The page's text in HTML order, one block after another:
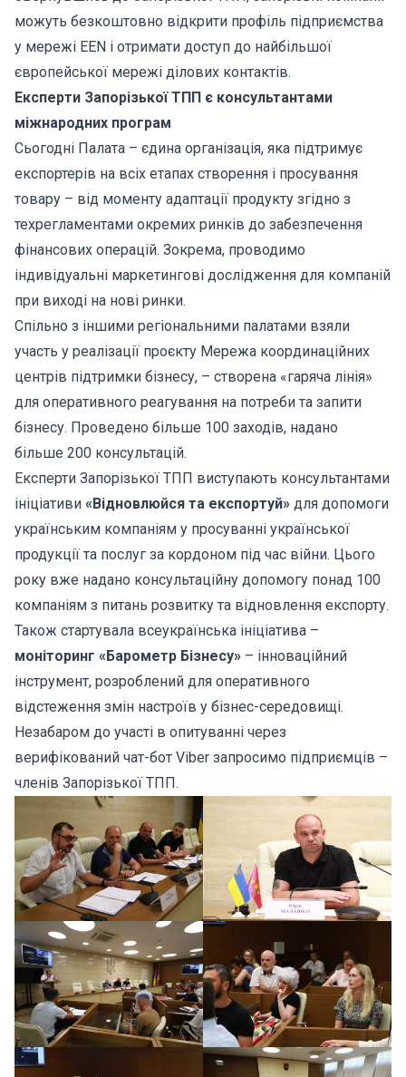
можуть безкоштовно відкрити профіль підприємства
у мережі EEN і отримати доступ до найбільшої
європейської мережі ділових контактів.
Експерти Запорізької ТПП є консультантами
міжнародних програм
Сьогодні Палата – єдина організація, яка підтримує
експортерів на всіх етапах створення і просування
товару – від моменту адаптації продукту згідно з
техрегламентами окремих ринків до забезпечення
фінансових операцій. Зокрема, проводимо
індивідуальні маркетингові дослідження для компаній
при виході на нові ринки.
Спільно з іншими регіональними палатами взяли
участь у реалізації проєкту Мережа координаційних
центрів підтримки бізнесу, – створена «гаряча лінія»
для оперативного реагування на потреби та запити
бізнесу. Проведено більше 100 заходів, надано
більше 200 консультацій.
Експерти Запорізької ТПП виступають консультантами
ініціативи «Відновлюйся та експортуй» для допомоги
українським компаніям у просуванні української
продукції та послуг за кордоном під час війни. Цього
року вже надано консультаційну допомогу понад 100
компаніям з питань розвитку та відновлення експорту.
Також стартувала всеукраїнська ініціатива –
моніторинг «Барометр Бізнесу» – інноваційний
інструмент, розроблений для оперативного
відстеження змін настроїв у бізнес-середовищі.
Незабаром до участі в опитуванні через
верифікований чат-бот Viber запросимо підприємців –
членів Запорізької ТПП.